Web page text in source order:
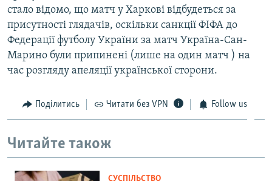
стало відомо, що матч у Харкові відбудеться за
присутності глядачів, оскільки санкції ФІФА до
Федерації футболу України за матч Україна-Сан-
Марино були припинені (лише на один матч ) на
час розгляду апеляції української сторони.
Поділитись Читати без VPN Follow us
Читайте також
СУСПІЛЬСТВО